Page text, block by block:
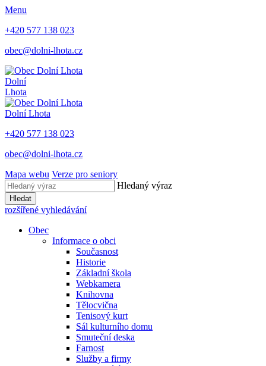
Menu
+420 577 138 023
obec@dolni-lhota.cz
Dolní
Lhota
Dolní Lhota
+420 577 138 023
obec@dolni-lhota.cz
Mapa webu Verze pro seniory
Hledaný výraz
Hledat
rozšířené vyhledávání
Obec
Informace o obci
Současnost
Historie
Základní škola
Webkamera
Knihovna
Tělocvična
Tenisový kurt
Sál kulturního domu
Smuteční deska
Farnost
Služby a firmy